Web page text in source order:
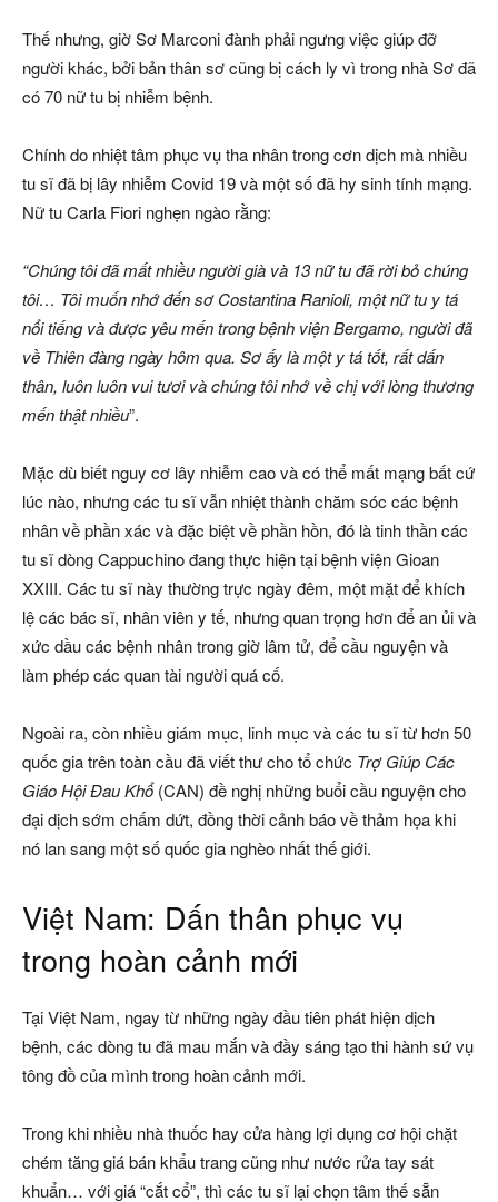
Thế nhưng, giờ Sơ Marconi đành phải ngưng việc giúp đỡ
người khác, bởi bản thân sơ cũng bị cách ly vì trong nhà Sơ đã
có 70 nữ tu bị nhiễm bệnh.
Chính do nhiệt tâm phục vụ tha nhân trong cơn dịch mà nhiều
tu sĩ đã bị lây nhiễm Covid 19 và một số đã hy sinh tính mạng.
Nữ tu Carla Fiori nghẹn ngào rằng:
“Chúng tôi đã mất nhiều người già và 13 nữ tu đã rời bỏ chúng
tôi… Tôi muốn nhớ đến sơ Costantina Ranioli, một nữ tu y tá
nổi tiếng và được yêu mến trong bệnh viện Bergamo, người đã
về Thiên đàng ngày hôm qua. Sơ ấy là một y tá tốt, rất dấn
thân, luôn luôn vui tươi và chúng tôi nhớ về chị với lòng thương
mến thật nhiều”.
Mặc dù biết nguy cơ lây nhiễm cao và có thể mất mạng bất cứ
lúc nào, nhưng các tu sĩ vẫn nhiệt thành chăm sóc các bệnh
nhân về phần xác và đặc biệt về phần hồn, đó là tinh thần các
tu sĩ dòng Cappuchino đang thực hiện tại bệnh viện Gioan
XXIII. Các tu sĩ này thường trực ngày đêm, một mặt để khích
lệ các bác sĩ, nhân viên y tế, nhưng quan trọng hơn để an ủi và
xức dầu các bệnh nhân trong giờ lâm tử, để cầu nguyện và
làm phép các quan tài người quá cố.
Ngoài ra, còn nhiều giám mục, linh mục và các tu sĩ từ hơn 50
quốc gia trên toàn cầu đã viết thư cho tổ chức Trợ Giúp Các
Giáo Hội Đau Khổ(CAN) đề nghị những buổi cầu nguyện cho
đại dịch sớm chấm dứt, đồng thời cảnh báo về thảm họa khi
nó lan sang một số quốc gia nghèo nhất thế giới.
Việt Nam: Dấn thân phục vụ
trong hoàn cảnh mới
Tại Việt Nam, ngay từ những ngày đầu tiên phát hiện dịch
bệnh, các dòng tu đã mau mắn và đầy sáng tạo thi hành sứ vụ
tông đồ của mình trong hoàn cảnh mới.
Trong khi nhiều nhà thuốc hay cửa hàng lợi dụng cơ hội chặt
chém tăng giá bán khẩu trang cũng như nước rửa tay sát
khuẩn… với giá “cắt cổ”, thì các tu sĩ lại chọn tâm thế sẵn